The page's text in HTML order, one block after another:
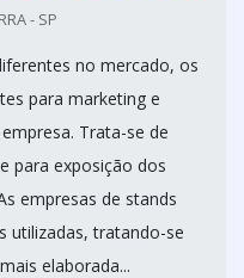
- SP
no mercado, os
para marketing e
Trata-se de
para exposição dos
empresas de stands
utilizadas, tratando-se
elaborada...